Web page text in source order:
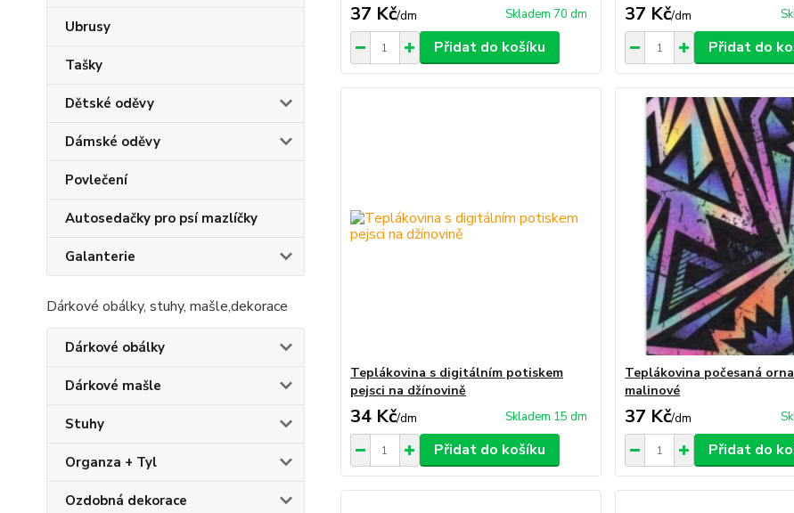
Ubrusy
Tašky
Dětské oděvy
Dámské oděvy
Povlečení
Autosedačky pro psí mazlíčky
Galanterie
Dárkové obálky, stuhy, mašle,dekorace
Dárkové obálky
Dárkové mašle
Stuhy
Organza + Tyl
Ozdobná dekorace
37 Kč/dm Skladem 70 dm
Přidat do košíku
37 Kč/dm
Přidat do
Teplákovina s digitálním potiskem
pejsci na džínovině
34 Kč/dm Skladem 15 dm
Přidat do košíku
Teplákovina počesaná
malinové
37 Kč/dm
Přidat do